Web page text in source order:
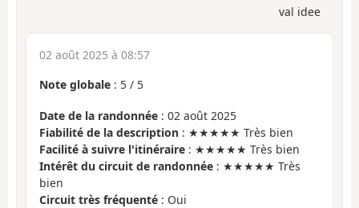
val idee
02 août 2025 à 08:57
Note globale : 5 / 5
Date de la randonnée : 02 août 2025
Fiabilité de la description : ★★★★★ Très bien
Facilité à suivre l'itinéraire : ★★★★★ Très bien
Intérêt du circuit de randonnée : ★★★★★ Très
bien
Circuit très fréquenté : Oui